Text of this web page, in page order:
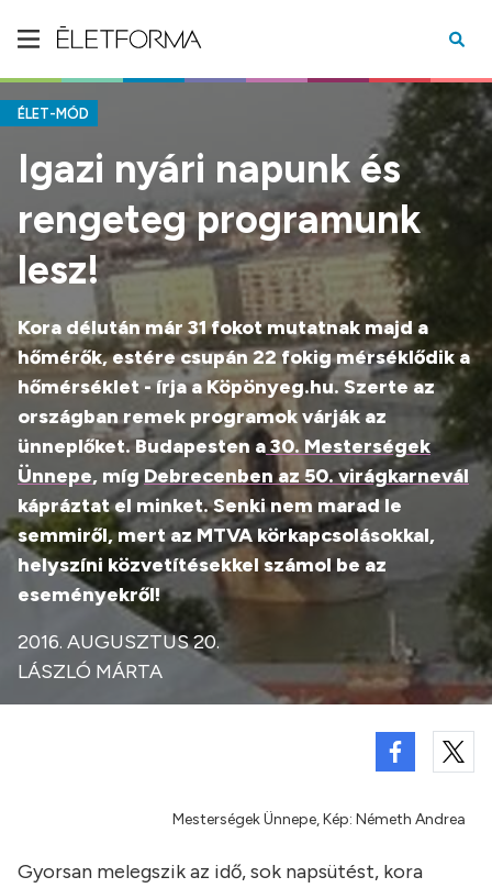
ÉLET-MÓD
Igazi nyári napunk és
rengeteg programunk
lesz!
Kora délután már 31 fokot mutatnak majd a
hőmérők, estére csupán 22 fokig mérséklődik a
hőmérséklet - írja a Köpönyeg.hu. Szerte az
országban remek programok várják az
ünneplőket. Budapesten a30. Mesterségek
Ünnepe, mígDebrecenben az 50. virágkarnevál
kápráztat el minket. Senki nem marad le
semmiről, mert az MTVA körkapcsolásokkal,
helyszíni közvetítésekkel számol be az
eseményekről!
2016. AUGUSZTUS 20.
LÁSZLÓ MÁRTA
Mesterségek Ünnepe, Kép: Németh Andrea
Gyorsan melegszik az idő, sok napsütést, kora